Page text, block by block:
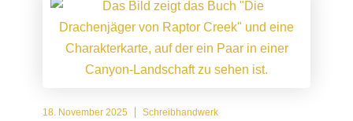
18. November 2025 Schreibhandwerk